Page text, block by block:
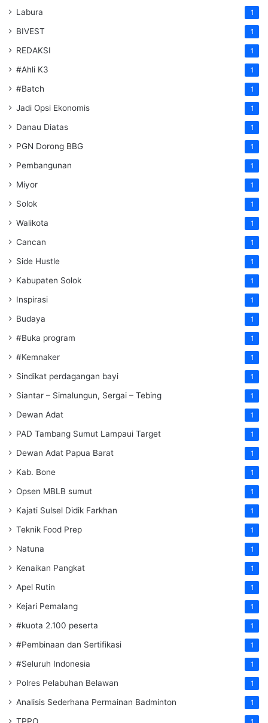
Labura 1
BIVEST 1
REDAKSI 1
#Ahli K3 1
#Batch 1
Jadi Opsi Ekonomis 1
Danau Diatas 1
PGN Dorong BBG 1
Pembangunan 1
Miyor 1
Solok 1
Walikota 1
Cancan 1
Side Hustle 1
Kabupaten Solok 1
Inspirasi 1
Budaya 1
#Buka program 1
#Kemnaker 1
Sindikat perdagangan bayi 1
Siantar – Simalungun, Sergai – Tebing 1
Dewan Adat 1
PAD Tambang Sumut Lampaui Target 1
Dewan Adat Papua Barat 1
Kab. Bone 1
Opsen MBLB sumut 1
Kajati Sulsel Didik Farkhan 1
Teknik Food Prep 1
Natuna 1
Kenaikan Pangkat 1
Apel Rutin 1
Kejari Pemalang 1
#kuota 2.100 peserta 1
#Pembinaan dan Sertifikasi 1
#Seluruh Indonesia 1
Polres Pelabuhan Belawan 1
Analisis Sederhana Permainan Badminton 1